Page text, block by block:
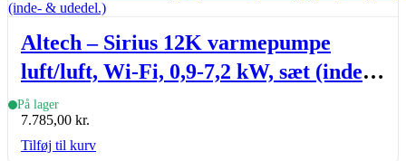
Altech – Sirius 12K varmepumpe
luft/luft, Wi-Fi, 0,9-7,2 kW, sæt (inde-
& udedel.)
På lager
7.785,00 kr.
Tilføj til kurv